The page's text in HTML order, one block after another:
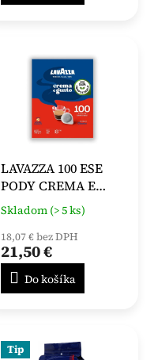
LAVAZZA 100 ESE
PODY CREMA E
GUSTO
Skladom (> 5 ks)
18,07 € bez DPH
21,50 €
Do košíka
Tip